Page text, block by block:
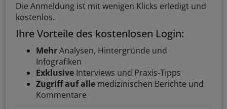
Die Anmeldung ist mit wenigen Klicks erledigt und
kostenlos.
Ihre Vorteile des kostenlosen Login:
MehrAnalysen, Hintergründe und
Infografiken
Exklusive Interviews und Praxis-Tipps
Zugriff auf alle medizinischen Berichte und
Kommentare